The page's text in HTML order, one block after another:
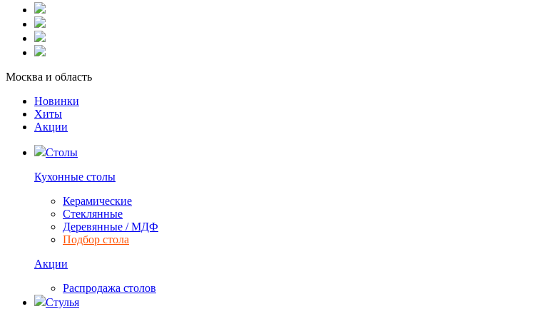
Москва и область
Новинки
Хиты
Акции
Столы
Кухонные столы
Керамические
Стеклянные
Деревянные / МДФ
Подбор стола
Акции
Распродажа столов
Стулья